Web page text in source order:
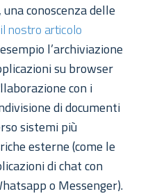
conoscenza delle
nostro articolo
l’archiviazione
su browser
con i
di documenti
sistemi più
esterne (come le
di chat con
o Messenger).